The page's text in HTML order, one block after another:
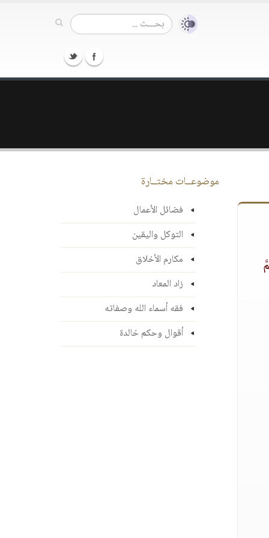
موضوعــات مختــارة
فضائل الأعمال
التوكل واليقين
مكارم الأخلاق
زاد المعاد
فقه أسماء الله وصفاته
أقوال وحكم خالدة